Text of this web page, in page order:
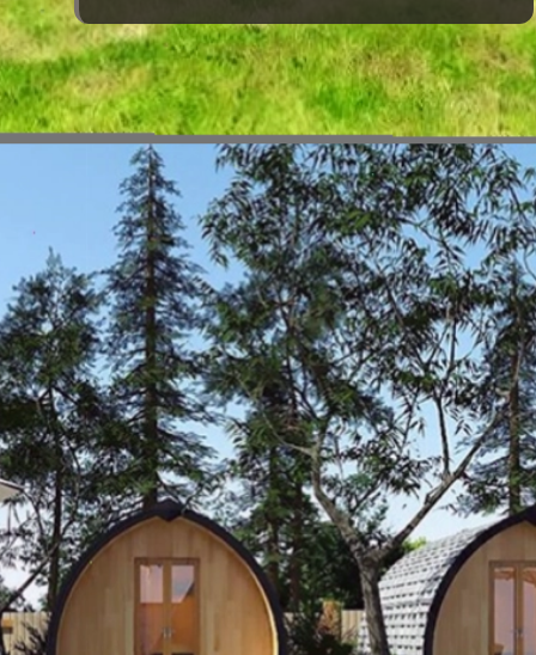
Đang mở https://vietnamxua.edu.vn/thiet-ke-homestay-nha-vuon